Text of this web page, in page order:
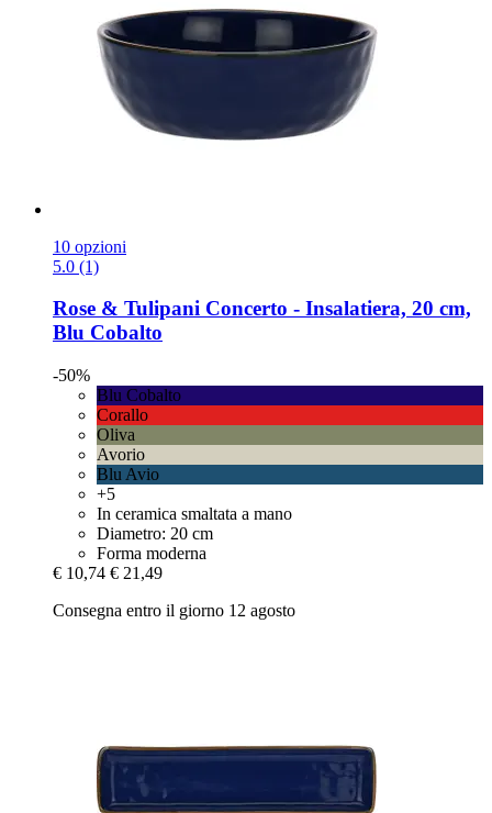
10 opzioni
5.0 (1)
Rose & Tulipani Concerto -​ Insalatiera, 20 cm,
Blu Cobalto
-50%
Blu Cobalto
Corallo
Oliva
Avorio
Blu Avio
+5
In ceramica smaltata a mano
Diametro: 20 cm
Forma moderna
€ 10,74 € 21,49
Consegna entro il giorno 12 agosto